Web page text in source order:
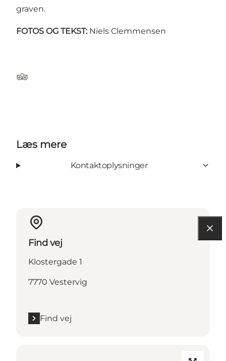
graven.
FOTOS OG TEKST: Niels Clemmensen
TripAdvisor
Læs mere
Kontaktoplysninger
Find vej
Klostergade 1
7770 Vestervig
Find vej